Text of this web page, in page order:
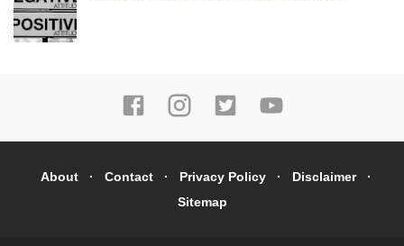
About Contact Privacy Policy
Disclaimer
Sitemap